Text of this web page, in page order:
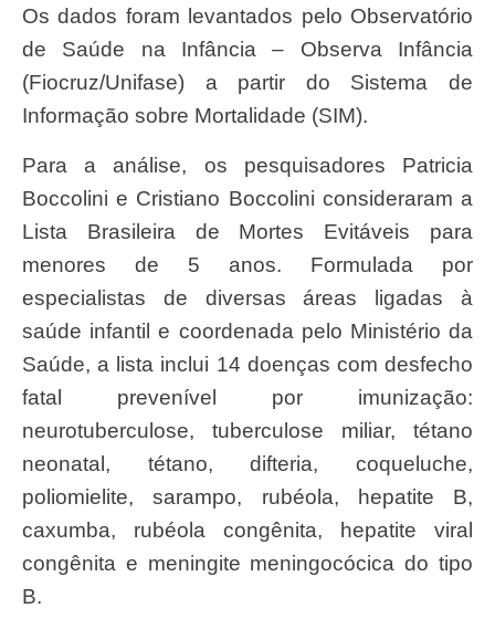
Os dados foram levantados pelo Observatório
de Saúde na Infância – Observa Infância
(Fiocruz/Unifase) a partir do Sistema de
Informação sobre Mortalidade (SIM).
Para a análise, os pesquisadores Patricia
Boccolini e Cristiano Boccolini consideraram a
Lista Brasileira de Mortes Evitáveis para
menores de 5 anos. Formulada por
especialistas de diversas áreas ligadas à
saúde infantil e coordenada pelo Ministério da
Saúde, a lista inclui 14 doenças com desfecho
fatal prevenível por imunização:
neurotuberculose, tuberculose miliar, tétano
neonatal, tétano, difteria, coqueluche,
poliomielite, sarampo, rubéola, hepatite B,
caxumba, rubéola congênita, hepatite viral
congênita e meningite meningocócica do tipo
B.